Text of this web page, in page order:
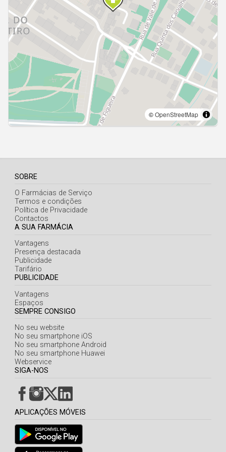
Açores
SOBRE
O Farmácias de Serviço
Termos e condições
Política de Privacidade
Contactos
A SUA FARMÁCIA
Vantagens
Presença destacada
Publicidade
Tarifário
PUBLICIDADE
Vantagens
Espaços
SEMPRE CONSIGO
No seu website
No seu smartphone iOS
No seu smartphone Android
No seu smartphone Huawei
Webservice
SIGA-NOS
APLICAÇÕES MÓVEIS